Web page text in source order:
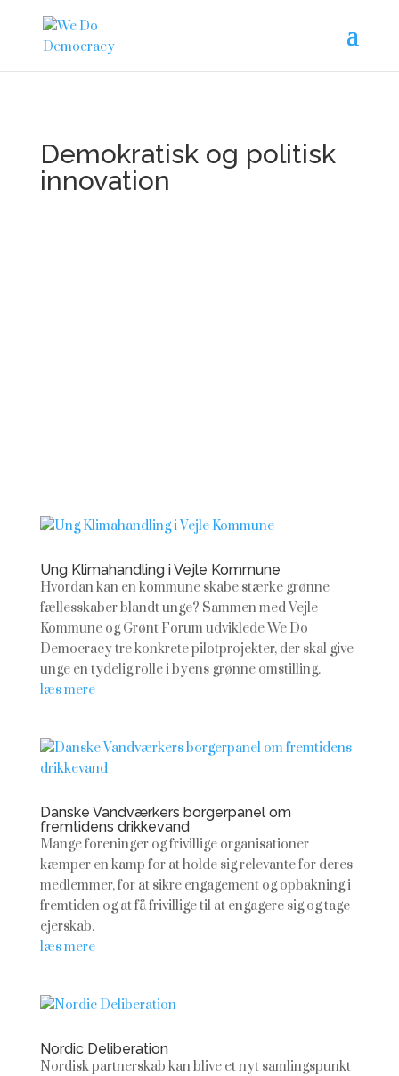
Demokratisk og politisk
innovation
Ung Klimahandling i Vejle Kommune
Hvordan kan en kommune skabe stærke grønne
fællesskaber blandt unge? Sammen med Vejle
Kommune og Grønt Forum udviklede We Do
Democracy tre konkrete pilotprojekter, der skal give
unge en tydelig rolle i byens grønne omstilling.
læs mere
Danske Vandværkers borgerpanel om
fremtidens drikkevand
Mange foreninger og frivillige organisationer
kæmper en kamp for at holde sig relevante for deres
medlemmer, for at sikre engagement og opbakning i
fremtiden og at få frivillige til at engagere sig og tage
ejerskab.
læs mere
Nordic Deliberation
Nordisk partnerskab kan blive et nyt samlingspunkt